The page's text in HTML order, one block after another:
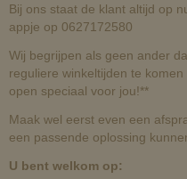
Bij ons staat de klant altijd op
appje op 0627172580
Wij begrijpen als geen ander
reguliere winkeltijden te
open speciaal voor jou!**
Maak wel eerst even een
een passende oplossing
U bent welkom op: